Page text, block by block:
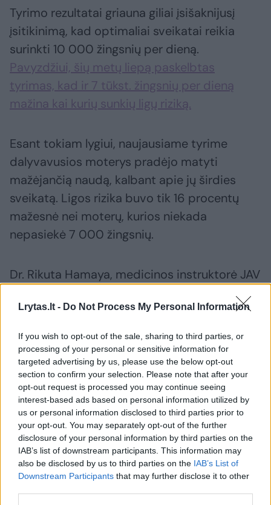
Lrytas.lt - Do Not Process My Personal Information
If you wish to opt-out of the sale, sharing to third parties, or
processing of your personal or sensitive information for
targeted advertising by us, please use the below opt-out
section to confirm your selection. Please note that after your
opt-out request is processed you may continue seeing
interest-based ads based on personal information utilized by
us or personal information disclosed to third parties prior to
your opt-out. You may separately opt-out of the further
disclosure of your personal information by third parties on the
IAB’s list of downstream participants. This information may
also be disclosed by us to third parties on the IAB’s List of
Downstream Participants that may further disclose it to other
Tyrimo rezultatai griauna giliai įsišaknijusį
įsitikinimą, kad optimaliai sveikatai reikia
surinkti 10 000 žingsnių per dieną.
Pavyzdžiui, šių metų liepą paskelbtas
tyrimas, kad ir 7 tūkst. žingsnių per dieną
mažina kai kurių sunkių ligų riziką.
Esant tokiam lygiui, naujausiame tyrime
dalyvavusios moterys pradėjo matyti
mažėjančią naudą, kalbant apie jų širdies
sveikatą. Ligos rizika buvo tik 16 procentų
mažesnė nei moterų, kurios niekada
nepasiekė 7 000 žingsnių.
Dr. Rikuta Hamaya, medicinos instruktorė JAV
įsikūrusioje „Mass General Brigham“ ligoninėje
ir viena iš tyrimo autorių, teigė, kad vyresnio
4 000 žingsnių vieną ar dvi dienas per
savaitę, kad būtų pagerinta jų širdies
sveikata.
„Jei galėtume paskatinti vyresnio amžiaus
moteris kartą per savaitę nueiti bent 4 000
žingsnių, pavyktų ženkliai sumažinti
mirtingumą bei širdies ir kraujagyslių ligų
riziką“, – sakė R.Hamaya.